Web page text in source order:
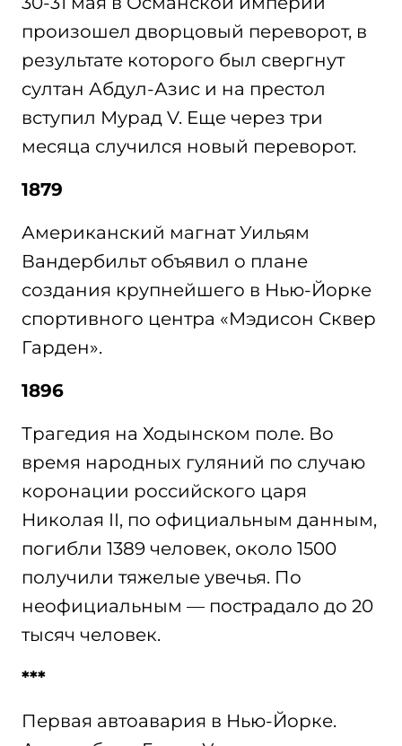
произошел дворцовый переворот, в
результате которого был свергнут
султан Абдул-Азис и на престол
вступил Мурад V. Еще через три
месяца случился новый переворот.
1879
Американский магнат Уильям
Вандербильт объявил о плане
создания крупнейшего в Нью-Йорке
спортивного центра «Мэдисон Сквер
Гарден».
1896
Трагедия на Ходынском поле. Во
время народных гуляний по случаю
коронации российского царя
Николая II, по официальным данным,
погибли 1389 человек, около 1500
получили тяжелые увечья. По
неофициальным — пострадало до 20
тысяч человек.
***
Первая автоавария в Нью-Йорке.